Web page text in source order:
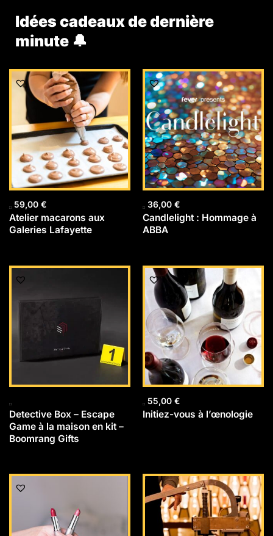
Idées cadeaux de dernière
minute 🔔
59,00 €
Atelier macarons aux
Galeries Lafayette
36,00 €
Candlelight : Hommage à
ABBA
Detective Box – Escape
Game à la maison en kit –
Boomrang Gifts
55,00 €
Initiez-vous à l’œnologie